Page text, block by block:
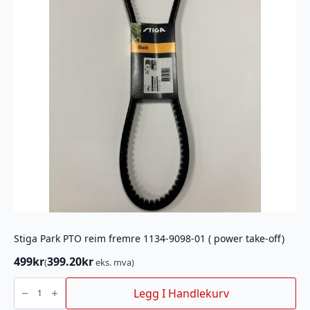
Stiga Park PTO reim fremre 1134-9098-01 ( power take-off)
499kr(399.20kreks. mva)
Stiga
PTO
reim
Legg I Handlekurv